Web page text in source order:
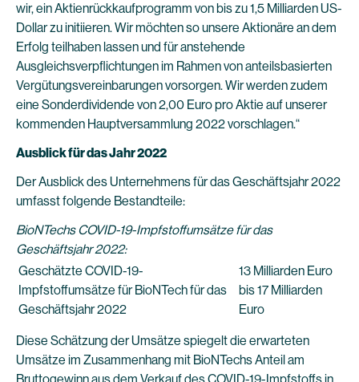
wir, ein Aktienrückkaufprogramm von bis zu 1,5 Milliarden US-
Dollar zu initiieren. Wir möchten so unsere Aktionäre an dem
Erfolg teilhaben lassen und für anstehende
Ausgleichsverpflichtungen im Rahmen von anteilsbasierten
Vergütungsvereinbarungen vorsorgen. Wir werden zudem
eine Sonderdividende von 2,00 Euro pro Aktie auf unserer
kommenden Hauptversammlung 2022 vorschlagen.“
Ausblick für das Jahr 2022
Der Ausblick des Unternehmens für das Geschäftsjahr 2022
umfasst folgende Bestandteile:
BioNTechs COVID-19-Impfstoffumsätze für das
Geschäftsjahr 2022:
Geschätzte COVID-19-
Impfstoffumsätze für BioNTech für das
Geschäftsjahr 2022
13 Milliarden Euro
bis 17 Milliarden
Euro
Diese Schätzung der Umsätze spiegelt die erwarteten
Umsätze im Zusammenhang mit BioNTechs Anteil am